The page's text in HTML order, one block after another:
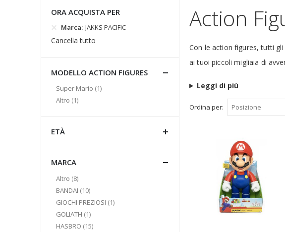
Action
Con le action figures, tutti
ai tuoi piccoli migliaia di
Leggi di più
Ordina per
ORA ACQUISTA PER
Marca JAKKS PACIFIC
Cancella tutto
MODELLO ACTION FIGURES
Super Mario 1
elemento
Altro 1
elemento
ETÀ
MARCA
Altro 8
elementi
BANDAI 10
elementi
GIOCHI PREZIOSI 1
elemento
GOLIATH 1
elemento
HASBRO 15
elementi